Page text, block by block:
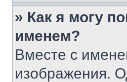
» Как я могу
именем?
Вместе с
изображения.